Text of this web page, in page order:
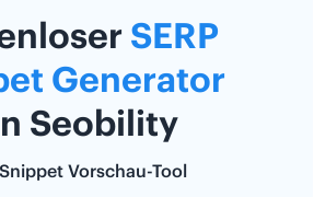
SERP
Generator
Seobility
Snippet Vorschau-Tool